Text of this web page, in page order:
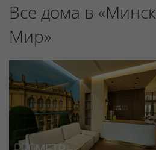
Все дома в «Минск
Мир»